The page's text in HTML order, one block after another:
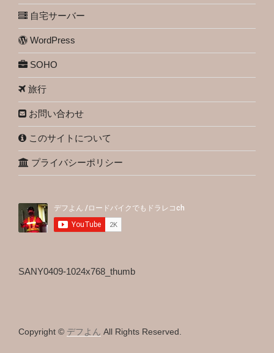
自宅サーバー
WordPress
SOHO
旅行
お問い合わせ
このサイトについて
プライバシーポリシー
SANY0409-1024x768_thumb
Copyright © デフよん All Rights Reserved.